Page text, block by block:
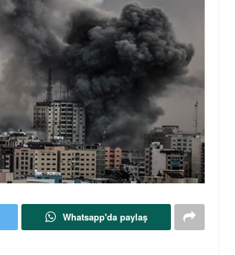
Whatsapp'da paylaş